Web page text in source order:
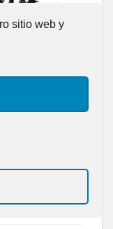
sitio web y